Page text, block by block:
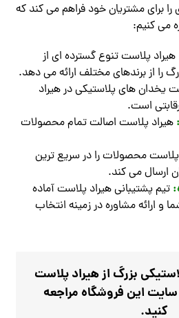
را برای مشتریان خود فراهم می‌ کند که
می‌ کنیم:
هیراد پلاست تنوع گسترده‌ ای از
را از برندهای مختلف ارائه می‌ دهد.
یخدان‌ های پلاستیکی در هیراد
است.
هیراد پلاست اصالت تمام محصولات
پلاست محصولات را در سریع‌ ترین
ارسال می‌ کند.
تیم پشتیبانی هیراد پلاست آماده
و ارائه مشاوره در زمینه انتخاب
بزرگ از هیراد پلاست
این فروشگاه مراجعه
کنید.